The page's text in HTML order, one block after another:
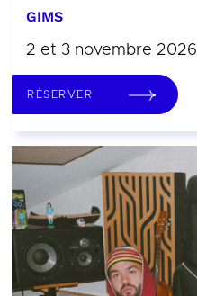
GIMS
2 et 3 novembre 2026
RÉSERVER